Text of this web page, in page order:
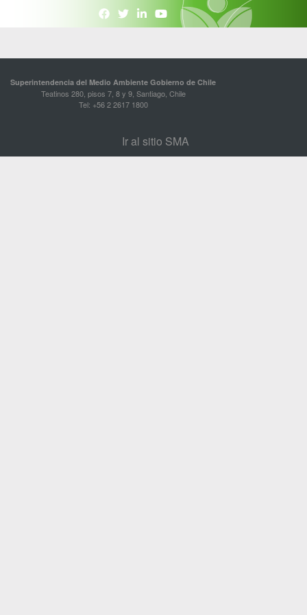
Superintendencia del Medio Ambiente Gobierno de Chile
Teatinos 280, pisos 7, 8 y 9, Santiago, Chile
Tel: +56 2 2617 1800
Ir al sitio SMA